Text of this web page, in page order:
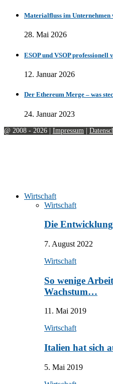
Materialfluss im Unternehmen
28. Mai 2026
ESOP und VSOP professionell
12. Januar 2026
Der Ethereum Merge – was
24. Januar 2023
@ 2008 - 2026 | Impressum |
Wirtschaft
Wirtschaft
Die
7. August 2022
Wirtschaft
So wenige
Wachstum…
11. Mai 2019
Wirtschaft
Italien hat sich
5. Mai 2019